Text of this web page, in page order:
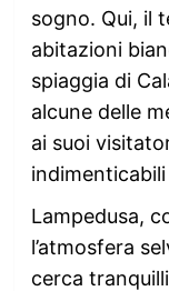
sogno. Qui, il
abitazioni
spiaggia di
alcune delle
ai suoi
Lampedusa,
l’atmosfera
cerca